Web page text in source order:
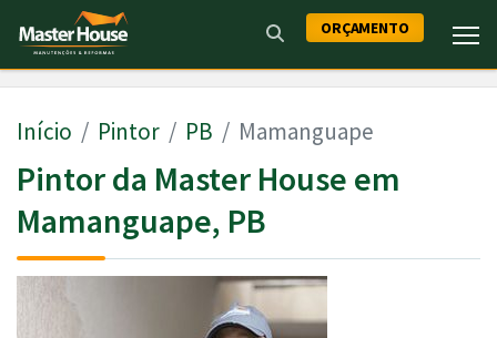
ORÇAMENTO
Início Pintor PB Mamanguape
Pintor da Master House em
Mamanguape, PB